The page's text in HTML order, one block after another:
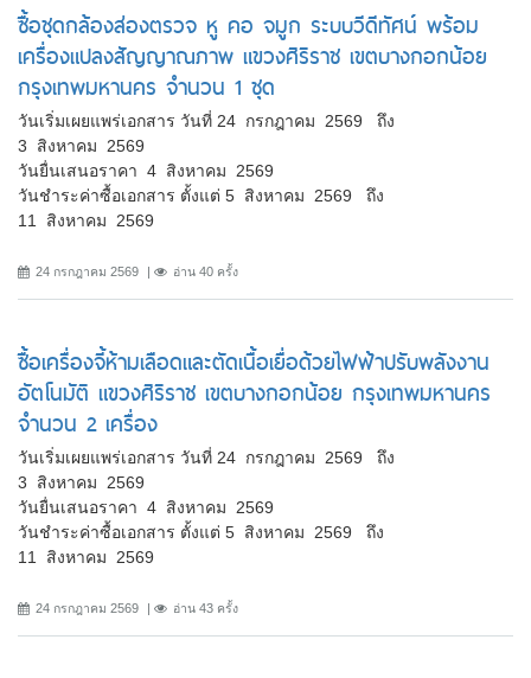
ซื้อชุดกล้องส่องตรวจ หู คอ จมูก ระบบวีดีทัศน์ พร้อม
เครื่องแปลงสัญญาณภาพ แขวงศิริราช เขตบางกอกน้อย
กรุงเทพมหานคร จำนวน 1 ชุด
วันเริ่มเผยแพร่เอกสาร วันที่ 24 กรกฎาคม 2569 ถึง
3 สิงหาคม 2569
วันยื่นเสนอราคา 4 สิงหาคม 2569
วันชำระค่าซื้อเอกสาร ตั้งแต่ 5 สิงหาคม 2569 ถึง
11 สิงหาคม 2569
24 กรกฎาคม 2569 อ่าน 40 ครั้ง
ซื้อเครื่องจี้ห้ามเลือดและตัดเนื้อเยื่อด้วยไฟฟ้าปรับพลังงาน
อัตโนมัติ แขวงศิริราช เขตบางกอกน้อย กรุงเทพมหานคร
จำนวน 2 เครื่อง
วันเริ่มเผยแพร่เอกสาร วันที่ 24 กรกฎาคม 2569 ถึง
3 สิงหาคม 2569
วันยื่นเสนอราคา 4 สิงหาคม 2569
วันชำระค่าซื้อเอกสาร ตั้งแต่ 5 สิงหาคม 2569 ถึง
11 สิงหาคม 2569
24 กรกฎาคม 2569 อ่าน 43 ครั้ง